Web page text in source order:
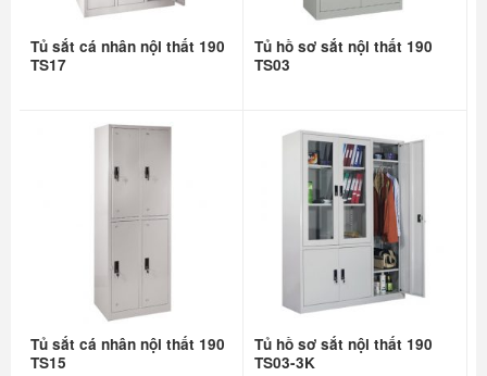
Tủ sắt cá nhân nội thất 190
TS17
Tủ hồ sơ sắt nội thất 190
TS03
Tủ sắt cá nhân nội thất 190
TS15
Tủ hồ sơ sắt nội thất 190
TS03-3K